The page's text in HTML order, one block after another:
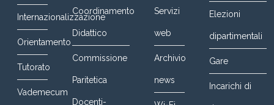
Internazionalizzazione
Orientamento
Tutorato
Vademecum
Coordinamento
Didattico
Commissione
Paritetica
Docenti-
Servizi
web
Archivio
news
Elezioni
dipartimentali
Gare
Incarichi di